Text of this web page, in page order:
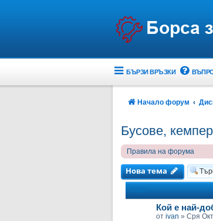
БЪРЗИ ВРЪЗКИ
Начало форум
Бусове,
Правила на форума
Нова тема
Кой е най-
от ivan » Сря